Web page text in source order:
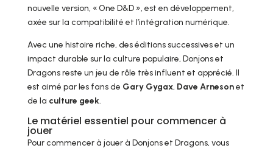
nouvelle version, « One D&D », est en développement,
axée sur la compatibilité et l’intégration numérique.
Avec une histoire riche, des éditions successives et un
impact durable sur la culture populaire, Donjons et
Dragons reste un jeu de rôle très influent et apprécié. Il
est aimé par les fans de Gary Gygax, Dave Arnesonet
de la culture geek.
Le matériel essentiel pour commencer à
jouer
Pour commencer à jouer à Donjons et Dragons, vous